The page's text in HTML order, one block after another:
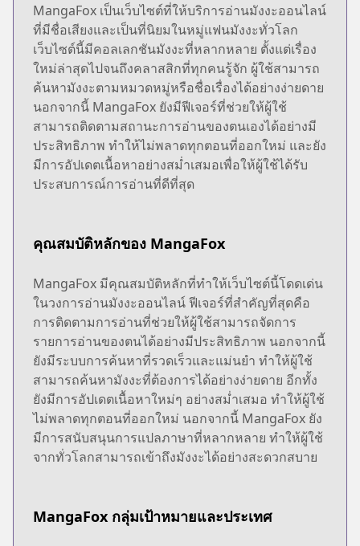
MangaFox เป็นเว็บไซต์ที่ให้บริการอ่านมังงะออนไลน์
ที่มีชื่อเสียงและเป็นที่นิยมในหมู่แฟนมังงะทั่วโลก
เว็บไซต์นี้มีคอลเลกชันมังงะที่หลากหลาย ตั้งแต่เรื่อง
ใหม่ล่าสุดไปจนถึงคลาสสิกที่ทุกคนรู้จัก ผู้ใช้สามารถ
ค้นหามังงะตามหมวดหมู่หรือชื่อเรื่องได้อย่างง่ายดาย
นอกจากนี้ MangaFox ยังมีฟีเจอร์ที่ช่วยให้ผู้ใช้
สามารถติดตามสถานะการอ่านของตนเองได้อย่างมี
ประสิทธิภาพ ทำให้ไม่พลาดทุกตอนที่ออกใหม่ และยัง
มีการอัปเดตเนื้อหาอย่างสม่ำเสมอเพื่อให้ผู้ใช้ได้รับ
ประสบการณ์การอ่านที่ดีที่สุด
คุณสมบัติหลักของ MangaFox
MangaFox มีคุณสมบัติหลักที่ทำให้เว็บไซต์นี้โดดเด่น
ในวงการอ่านมังงะออนไลน์ ฟีเจอร์ที่สำคัญที่สุดคือ
การติดตามการอ่านที่ช่วยให้ผู้ใช้สามารถจัดการ
รายการอ่านของตนได้อย่างมีประสิทธิภาพ นอกจากนี้
ยังมีระบบการค้นหาที่รวดเร็วและแม่นยำ ทำให้ผู้ใช้
สามารถค้นหามังงะที่ต้องการได้อย่างง่ายดาย อีกทั้ง
ยังมีการอัปเดตเนื้อหาใหม่ๆ อย่างสม่ำเสมอ ทำให้ผู้ใช้
ไม่พลาดทุกตอนที่ออกใหม่ นอกจากนี้ MangaFox ยัง
มีการสนับสนุนการแปลภาษาที่หลากหลาย ทำให้ผู้ใช้
จากทั่วโลกสามารถเข้าถึงมังงะได้อย่างสะดวกสบาย
MangaFox กลุ่มเป้าหมายและประเทศ